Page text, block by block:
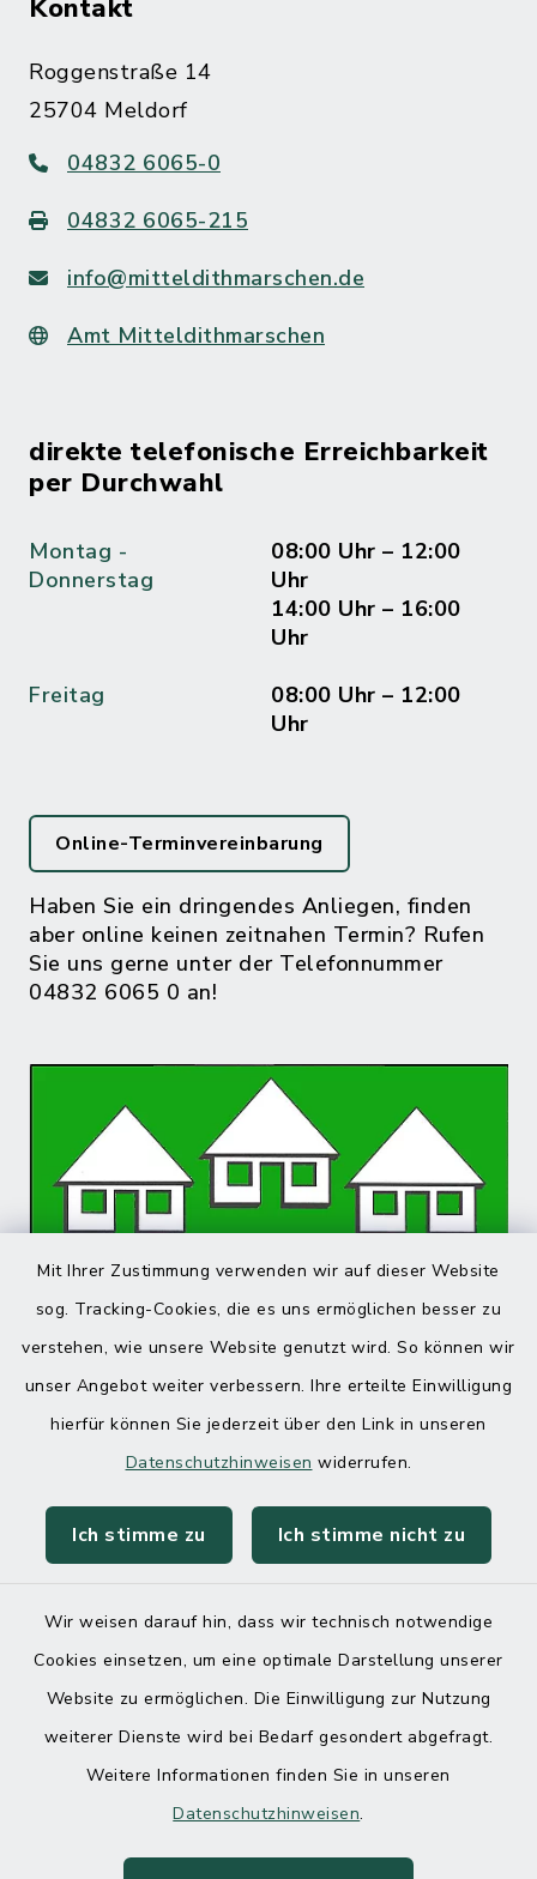
Mit Ihrer Zustimmung verwenden wir auf dieser Website
sog. Tracking-Cookies, die es uns ermöglichen besser zu
verstehen, wie unsere Website genutzt wird. So können wir
unser Angebot weiter verbessern. Ihre erteilte Einwilligung
hierfür können Sie jederzeit über den Link in unseren
Datenschutzhinweisen widerrufen.
Ich stimme zu Ich stimme nicht zu
Wir weisen darauf hin, dass wir technisch notwendige
Cookies einsetzen, um eine optimale Darstellung unserer
Website zu ermöglichen. Die Einwilligung zur Nutzung
weiterer Dienste wird bei Bedarf gesondert abgefragt.
Weitere Informationen finden Sie in unseren
Datenschutzhinweisen.
Kontakt
Roggenstraße 14
25704 Meldorf
04832 6065-0
04832 6065-215
info@mitteldithmarschen.de
Amt Mitteldithmarschen
direkte telefonische Erreichbarkeit
per Durchwahl
Montag -
Donnerstag
08:00 Uhr – 12:00
Uhr
14:00 Uhr – 16:00
Uhr
Freitag
08:00 Uhr – 12:00
Uhr
Online-Terminvereinbarung
Haben Sie ein dringendes Anliegen, finden
aber online keinen zeitnahen Termin? Rufen
Sie uns gerne unter der Telefonnummer
04832 6065 0 an!
Barrierefreiheit